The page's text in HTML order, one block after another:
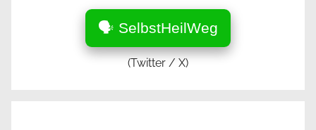
🗣️ SelbstHeilWeg
(Twitter / X)